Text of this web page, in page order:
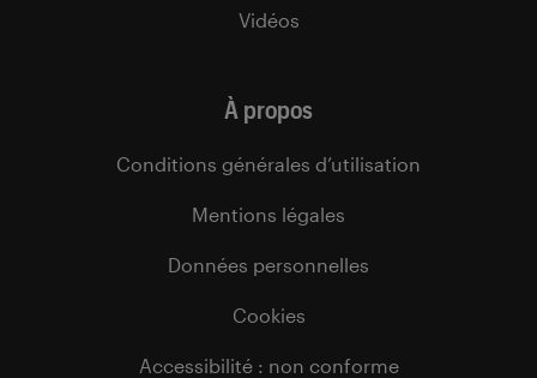
Vidéos
À propos
Conditions générales d’utilisation
Mentions légales
Données personnelles
Cookies
Accessibilité : non conforme